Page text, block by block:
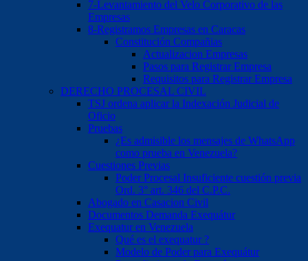
7-Levantamiento del Velo Corporativo de las
Empresas
8-Registramos Empresas en Caracas
Constitución Compañias
Actualizacion Empresas
Pasos para Registrar Empresa
Requisitos para Registrar Empresa
DERECHO PROCESAL CIVIL
TSJ ordena aplicar la Indexación Judicial de
Oficio
Pruebas
¿Es admisible los mensajes de WhatsApp
como prueba en Venezuela?
Cuestiones Previas
Poder Procesal Insuficiente cuestión previa
Ord. 3° art. 346 del C.P.C.
Abogado en Casacion Civil
Documentos Demanda Exequátur
Exequatur en Venezuela
Qué es el exequatur ?
Modelo de Poder para Exequátur